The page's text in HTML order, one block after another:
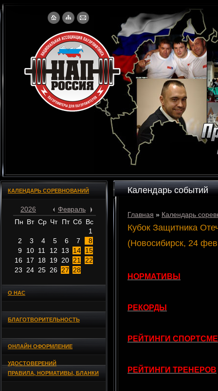
КАЛЕНДАРЬ СОРЕВНОВАНИЙ
2026
Февраль
Пн Вт Ср Чт Пт Сб Вс
1
2
3 4 5 6 7
8
9
10 11 12 13 14
15
16 17 18 19 20 21
22
23
24 25 26 27 28
О НАС
БЛАГОТВОРИТЕЛЬНОСТЬ
ОНЛАЙН ОФОРМЛЕНИЕ
УДОСТОВЕРЕНИЙ
ПРАВИЛА, НОРМАТИВЫ, БЛАНКИ
Календарь событий
Главная » Календарь
Кубок Защитника
(Новосибирск, 24
НОРМАТИВЫ
РЕКОРДЫ
РЕЙТИНГИ
РЕЙТИНГИ ТРЕНЕРОВ